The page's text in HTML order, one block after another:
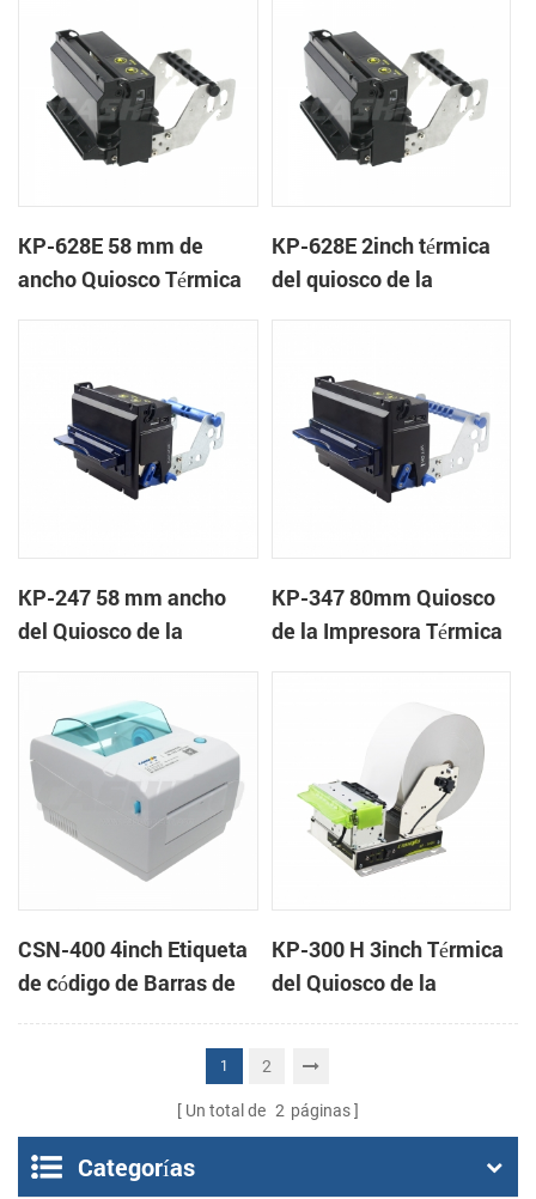
KP-628E 58 mm de
ancho Quiosco Térmica
KP-628E 2inch térmica
del quiosco de la
KP-247 58 mm ancho
del Quiosco de la
KP-347 80mm Quiosco
de la Impresora Térmica
CSN-400 4inch Etiqueta
de código de Barras de
la Impresora
KP-300 H 3inch Térmica
del Quiosco de la
Impresora Módulo de
1 2
Un total de 2 páginas
Categorías